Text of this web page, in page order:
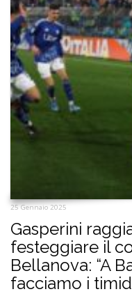
25 Gennaio 2025
Gasperini
festeggiare il
Bellanova: “A
facciamo i